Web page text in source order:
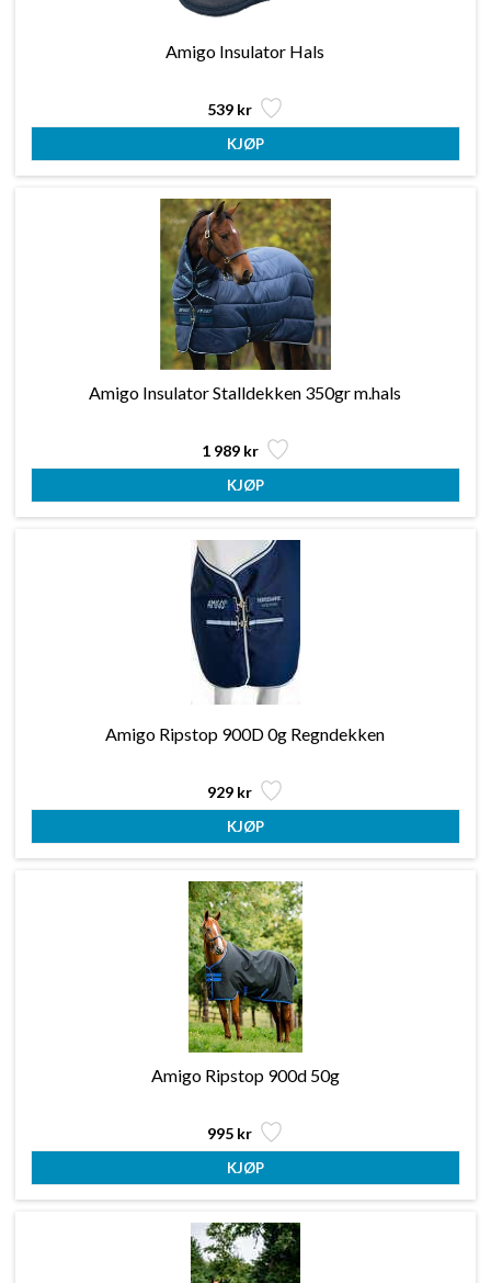
Amigo Insulator Hals
539 kr
Amigo Insulator Stalldekken 350gr m.hals
1 989 kr
Amigo Ripstop 900D 0g Regndekken
929 kr
Amigo Ripstop 900d 50g
995 kr